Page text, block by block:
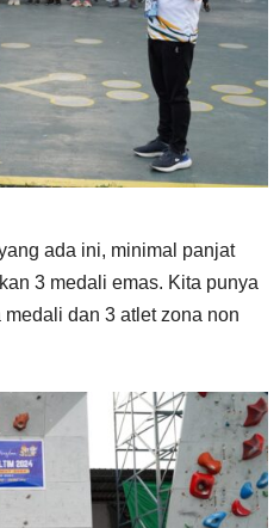
ada ini, minimal panjat
3 medali emas. Kita punya
dan 3 atlet zona non